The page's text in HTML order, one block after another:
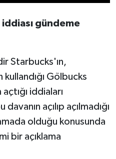
gündeme
Starbucks'ın,
Gölbucks
iddiaları
açılıp açılmadığı
olduğu konusunda
bir açıklama